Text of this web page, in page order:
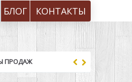
БЛОГ КОНТАКТЫ
ПРОДАЖ